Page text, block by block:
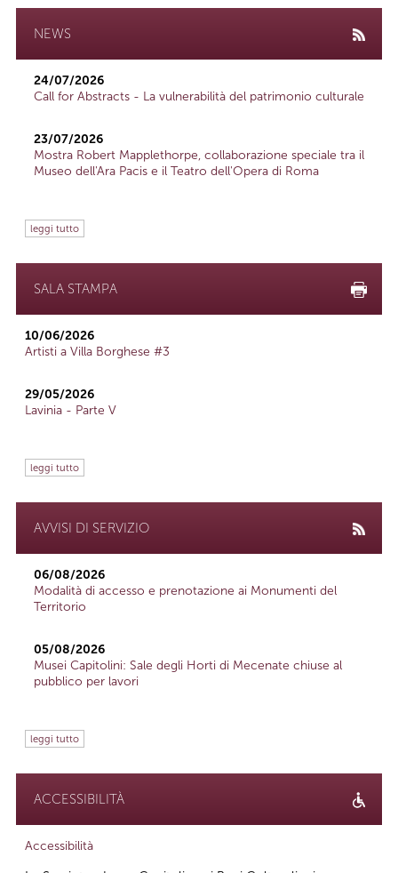
NEWS
24/07/2026
Call for Abstracts - La vulnerabilità del patrimonio culturale
23/07/2026
Mostra Robert Mapplethorpe, collaborazione speciale tra il
Museo dell'Ara Pacis e il Teatro dell'Opera di Roma
leggi tutto
SALA STAMPA
10/06/2026
Artisti a Villa Borghese #3
29/05/2026
Lavinia - Parte V
leggi tutto
AVVISI DI SERVIZIO
06/08/2026
Modalità di accesso e prenotazione ai Monumenti del
Territorio
05/08/2026
Musei Capitolini: Sale degli Horti di Mecenate chiuse al
pubblico per lavori
leggi tutto
ACCESSIBILITÀ
Accessibilità